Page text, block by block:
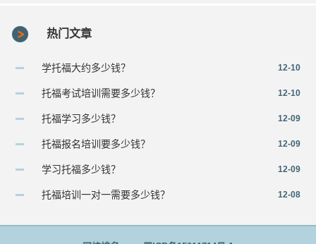
热门文章
学托福大约多少钱？ 12-10
托福考试培训需要多少钱？ 12-10
托福学习多少钱？ 12-09
托福报名培训要多少钱？ 12-09
学习托福多少钱？ 12-09
托福培训一对一需要多少钱？ 12-08